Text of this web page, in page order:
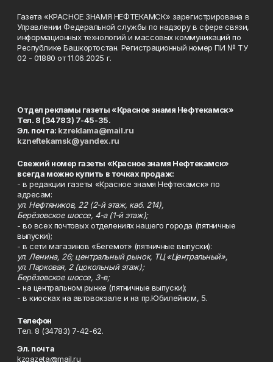
Газета «КРАСНОЕ ЗНАМЯ НЕФТЕКАМСК» зарегистрирована в
Управлении Федеральной службы по надзору в сфере связи,
информационных технологий и массовых коммуникаций по
Республике Башкортостан. Регистрационный номер ПИ № ТУ
02 - 01880 от 11.06.2025 г.
Отдел рекламы газеты «Красное знамя Нефтекамск»
Тел. 8 (34783) 7-45-35.
Эл. почта: kzreklama@mail.ru
kzneftekamsk@yandex.ru
Свежий номер газеты «Красное знамя Нефтекамск»
всегда можно купить в точках продаж:
- в редакции газеты «Красное знамя Нефтекамск» по
адресам:
ул. Нефтяников, 22 (2-й этаж, каб. 214),
Берёзовское шоссе, 4-а (1-й этаж);
- во всех почтовых отделениях нашего города (пятничные
выпуски);
- в сети магазинов «Бегемот» (пятничные выпуски):
ул. Ленина, 26; центральный рынок, ТЦ «Центральный»,
ул. Парковая, 2 (цокольный этаж);
Берёзовское шоссе, 3-в;
- на центральном рынке (пятничные выпуски);
- в киосках на автовокзале и на пр.Юбилейном, 5.
Телефон
Тел. 8 (34783) 7-42-62.
Эл. почта
kzgazeta@mail.ru